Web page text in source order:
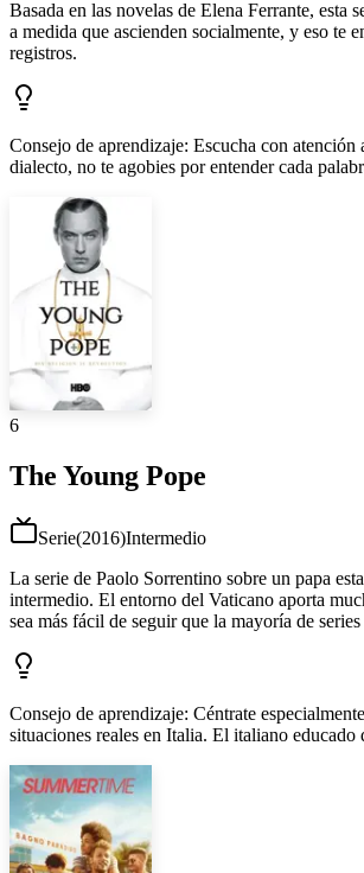
Basada en las novelas de Elena Ferrante, esta
a medida que ascienden socialmente, y eso te
registros.
Consejo de aprendizaje: Escucha con atención
dialecto, no te agobies por entender cada
6
The Young Pope
Serie(2016)Intermedio
La serie de Paolo Sorrentino sobre un papa
intermedio. El entorno del Vaticano aporta
sea más fácil de seguir que la mayoría de
Consejo de aprendizaje: Céntrate
situaciones reales en Italia. El italiano